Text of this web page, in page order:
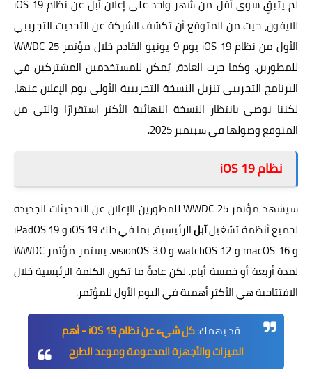
لم يتبقٍ سوى أقل من شهر واحد على إعلان آبل عن نظام iOS 19
للآيفون، حيث من المتوقع أن تكشف الشركة عن التحديث التجريبي
الأول من نظام iOS 19 يوم 9 يونيو القادم خلال مؤتمر WWDC 25
للمطورين. وكما جرت العادة، يُمكن للمستخدمين المشتركين في
البرنامج التجريبي تنزيل النسخة التجريبية الأولى يوم الإعلان عنها،
لكننا نوصي بانتظار النسخة النهائية الأكثر استقرارًا والتي من
المتوقع وصولها في سبتمبر 2025.
نظام iOS 19
سيشهد مؤتمر WWDC 25 للمطورين الإعلان عن التحديثات الجديدة
لجميع أنظمة تشغيلآبل
الرئيسية، بما في ذلك iOS 19 و iPadOS 19
و macOS 16 و watchOS 12 و visionOS 3.0. يستمر مؤتمر WWDC
لمدة أربعة أو خمسة أيام. لكن عادةً ما تكون الكلمة الرئيسية خلال
الافتتاحية هي الأكثر أهمية في اليوم الأول للمؤتمر.
قد يهمك:
كل شيء عن نظام iOS 19 - أهم
الميزات والأجهزة المدعومة وموعد الطرح